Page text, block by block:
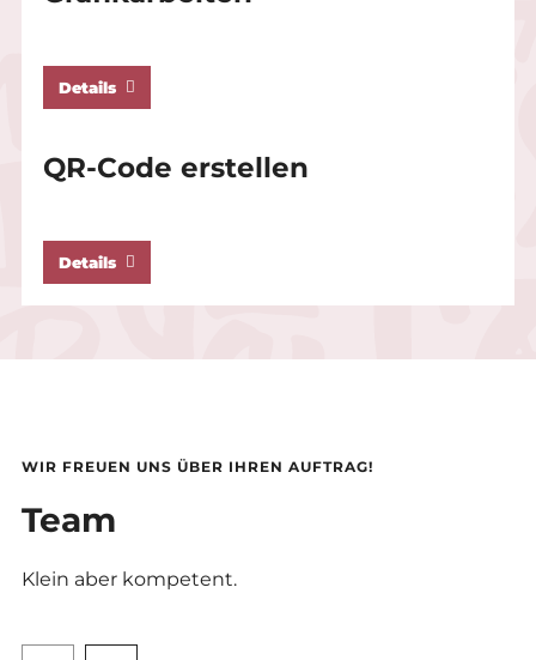
Details
QR-Code erstellen
Details
WIR FREUEN UNS ÜBER IHREN AUFTRAG!
Team
Klein aber kompetent.
folgt